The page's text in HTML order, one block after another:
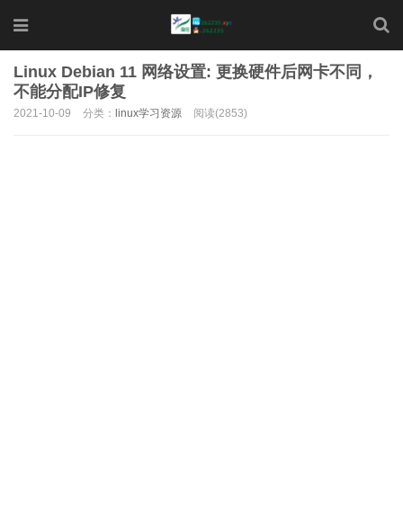
Linux Debian 11 网络设置: 更换硬件后网卡不同，
不能分配IP修复
2021-10-09 分类： linux学习资源 阅读(2853)